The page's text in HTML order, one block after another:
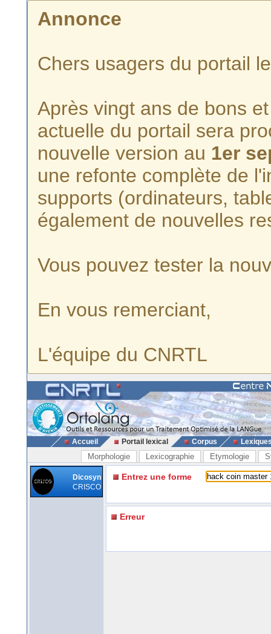
Annonce
Chers usagers du portail
Après vingt ans de bons
actuelle du portail sera
nouvelle version au 1er
une refonte complète de
supports (ordinateurs,
également de nouvelles
Vous pouvez tester la
En vous remerciant,
L'équipe du CNRTL
Accueil Portail lexical Corpus
Morphologie Lexicographie Etymologie
Dicosyn
CRISCO
Entrez une forme
Erreur